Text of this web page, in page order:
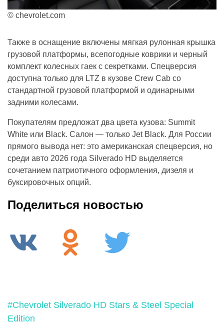
© chevrolet.com
Также в оснащение включены мягкая рулонная крышка
грузовой платформы, всепогодные коврики и черный
комплект колесных гаек с секретками. Спецверсия
доступна только для LTZ в кузове Crew Cab со
стандартной грузовой платформой и одинарными
задними колесами.
Покупателям предложат два цвета кузова: Summit
White или Black. Салон — только Jet Black. Для России
прямого вывода нет: это американская спецверсия, но
среди авто 2026 года Silverado HD выделяется
сочетанием патриотичного оформления, дизеля и
буксировочных опций.
Поделиться новостью
#Chevrolet Silverado HD Stars & Steel Special
Edition